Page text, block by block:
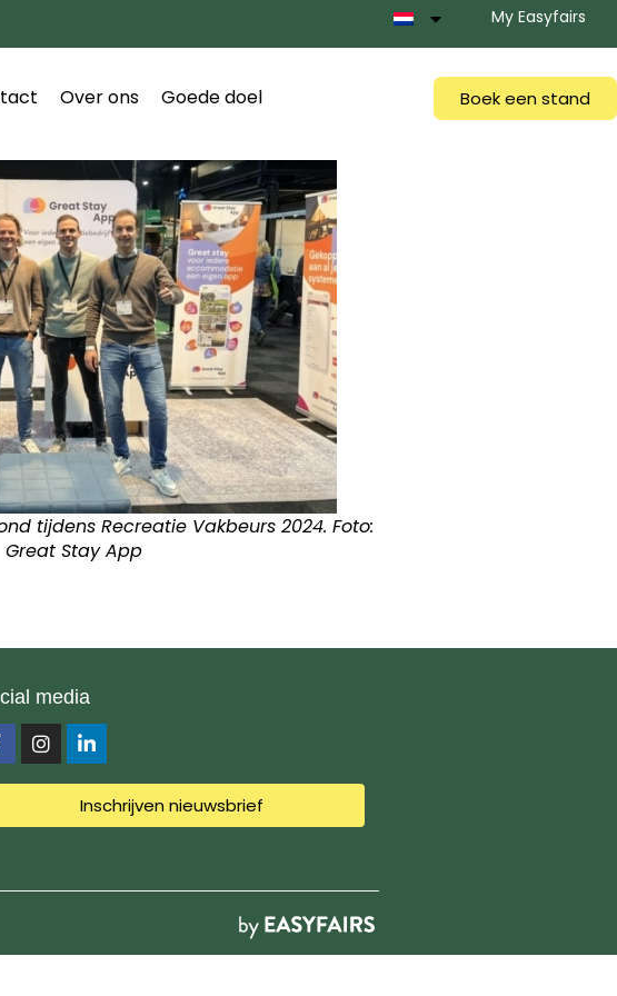
My Easyfairs
Over ons Goede doel Boek een stand
tijdens Recreatie Vakbeurs 2024. Foto:
Great Stay App
media
Inschrijven nieuwsbrief